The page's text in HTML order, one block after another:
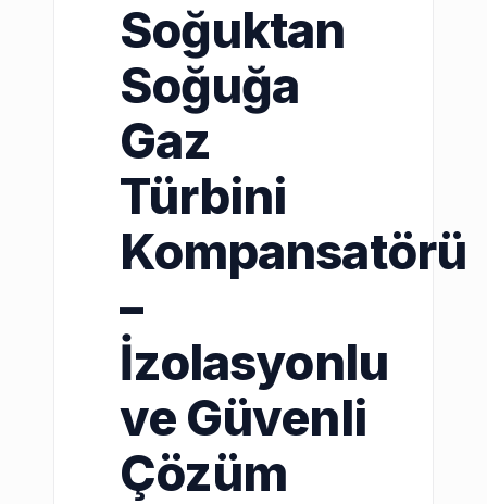
Soğuktan
Soğuğa
Gaz
Türbini
Kompansatörü
–
İzolasyonlu
ve Güvenli
Çözüm